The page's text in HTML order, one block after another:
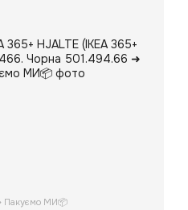
Пакуємо МИ📦